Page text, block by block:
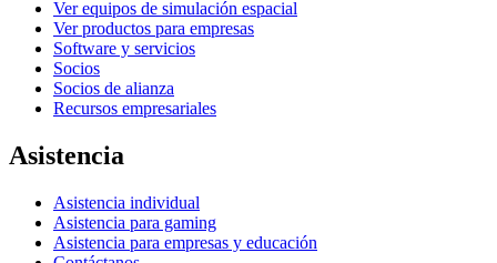
Ver equipos de simulación espacial
Ver productos para empresas
Software y servicios
Socios
Socios de alianza
Recursos empresariales
Asistencia
Asistencia individual
Asistencia para gaming
Asistencia para empresas y educación